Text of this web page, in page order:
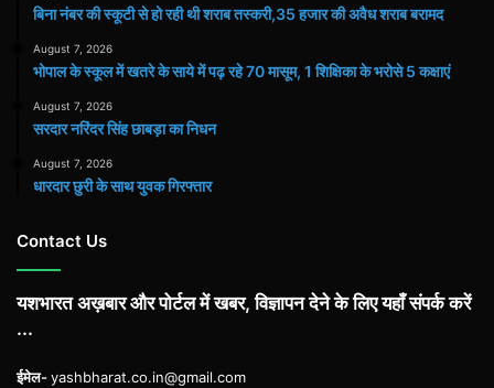
बिना नंबर की स्कूटी से हो रही थी शराब तस्करी,35 हजार की अवैध शराब बरामद
August 7, 2026
भोपाल के स्कूल में खतरे के साये में पढ़ रहे 70 मासूम, 1 शिक्षिका के भरोसे 5 कक्षाएं
August 7, 2026
सरदार नरिंदर सिंह छाबड़ा का निधन
August 7, 2026
धारदार छुरी के साथ युवक गिरफ्तार
Contact Us
यशभारत अख़बार और पोर्टल में खबर, विज्ञापन देने के लिए यहाँ संपर्क करें
...
ईमेल-yashbharat.co.in@gmail.com